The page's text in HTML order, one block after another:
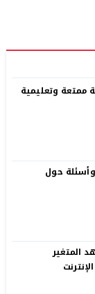
ممتعة وتعليمية
حول
المتغير